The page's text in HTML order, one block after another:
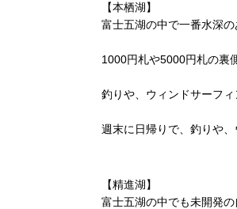
【本栖湖】
富士五湖の中で一番水深の
1000円札や5000円札の裏
釣りや、ウィンドサーフ
週末に日帰りで、釣りや
【精進湖】
富士五湖の中でも未開発の